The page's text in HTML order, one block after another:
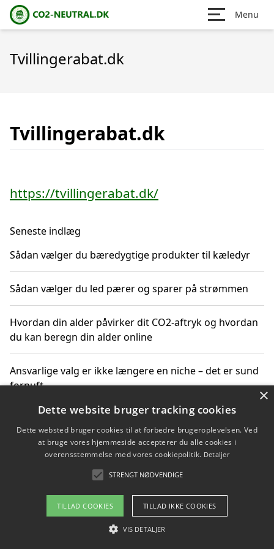
Menu
Tvillingerabat.dk
Tvillingerabat.dk
https://tvillingerabat.dk/
Seneste indlæg
Sådan vælger du bæredygtige produkter til kæledyr
Sådan vælger du led pærer og sparer på strømmen
Hvordan din alder påvirker dit CO2-aftryk og hvordan
du kan beregn din alder online
Ansvarlige valg er ikke længere en niche – det er sund
fornuft
Sådan kan du handle bæredygtigt og bestil med
faktura
Om / kontakt
Blog Betingelser
×
Dette website bruger tracking cookies
Dette websted bruger cookies til at forbedre brugeroplevelsen. Ved
at bruge vores hjemmeside accepterer du alle cookies i
overensstemmelse med vores cookiepolitik. Detaljer
STRENGT NØDVENDIGE
TILLAD COOKIES TILLAD IKKE COOKIES
VIS DETALJER